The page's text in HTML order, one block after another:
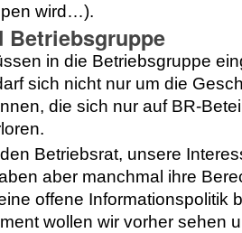
wird…).
Betriebsgruppe
in die Betriebsgruppe
sich nicht nur um die
die sich nur auf BR-
Betriebsrat, unsere
aber manchmal ihre
offene Informationspolitik
wollen wir vorher sehen